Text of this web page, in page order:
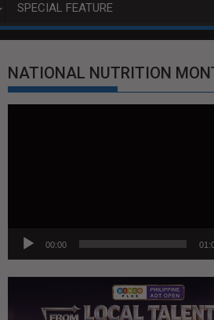
SPECIAL FEATURE
NATIONAL NUTRITION
00:00